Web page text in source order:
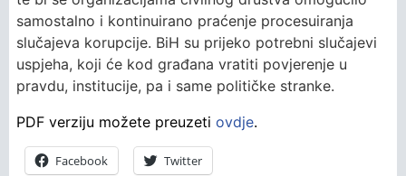
samostalno i kontinuirano praćenje procesuiranja
slučajeva korupcije. BiH su prijeko potrebni slučajevi
uspjeha, koji će kod građana vratiti povjerenje u
pravdu, institucije, pa i same političke stranke.
PDF verziju možete preuzeti ovdje.
Facebook Twitter